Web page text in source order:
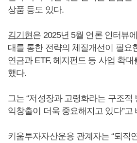
상품 등도 있다.
김기현은 2025년 5월 언론 인터뷰
대를 통한 전략의 체질개선이 필요
연금과 ETF, 헤지펀드 등 사업 확대
했다.
그는 “저성장과 고령화라는 구조적
익창출이 더욱 중요해지고 있다”고
키움투자자산운용 관계자는 “퇴직